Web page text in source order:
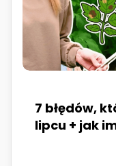
7 błędów,
lipcu + jak